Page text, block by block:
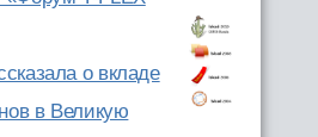
о вкладе
в Великую